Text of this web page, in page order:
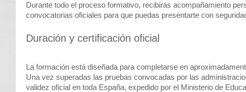
Durante todo el proceso formativo, recibirás acompañamiento
convocatorias oficiales para que puedas presentarte con
Duración y certificación oficial
La formación está diseñada para completarse en
Una vez superadas las pruebas convocadas por las
validez oficial en toda España, expedido por el Ministerio de